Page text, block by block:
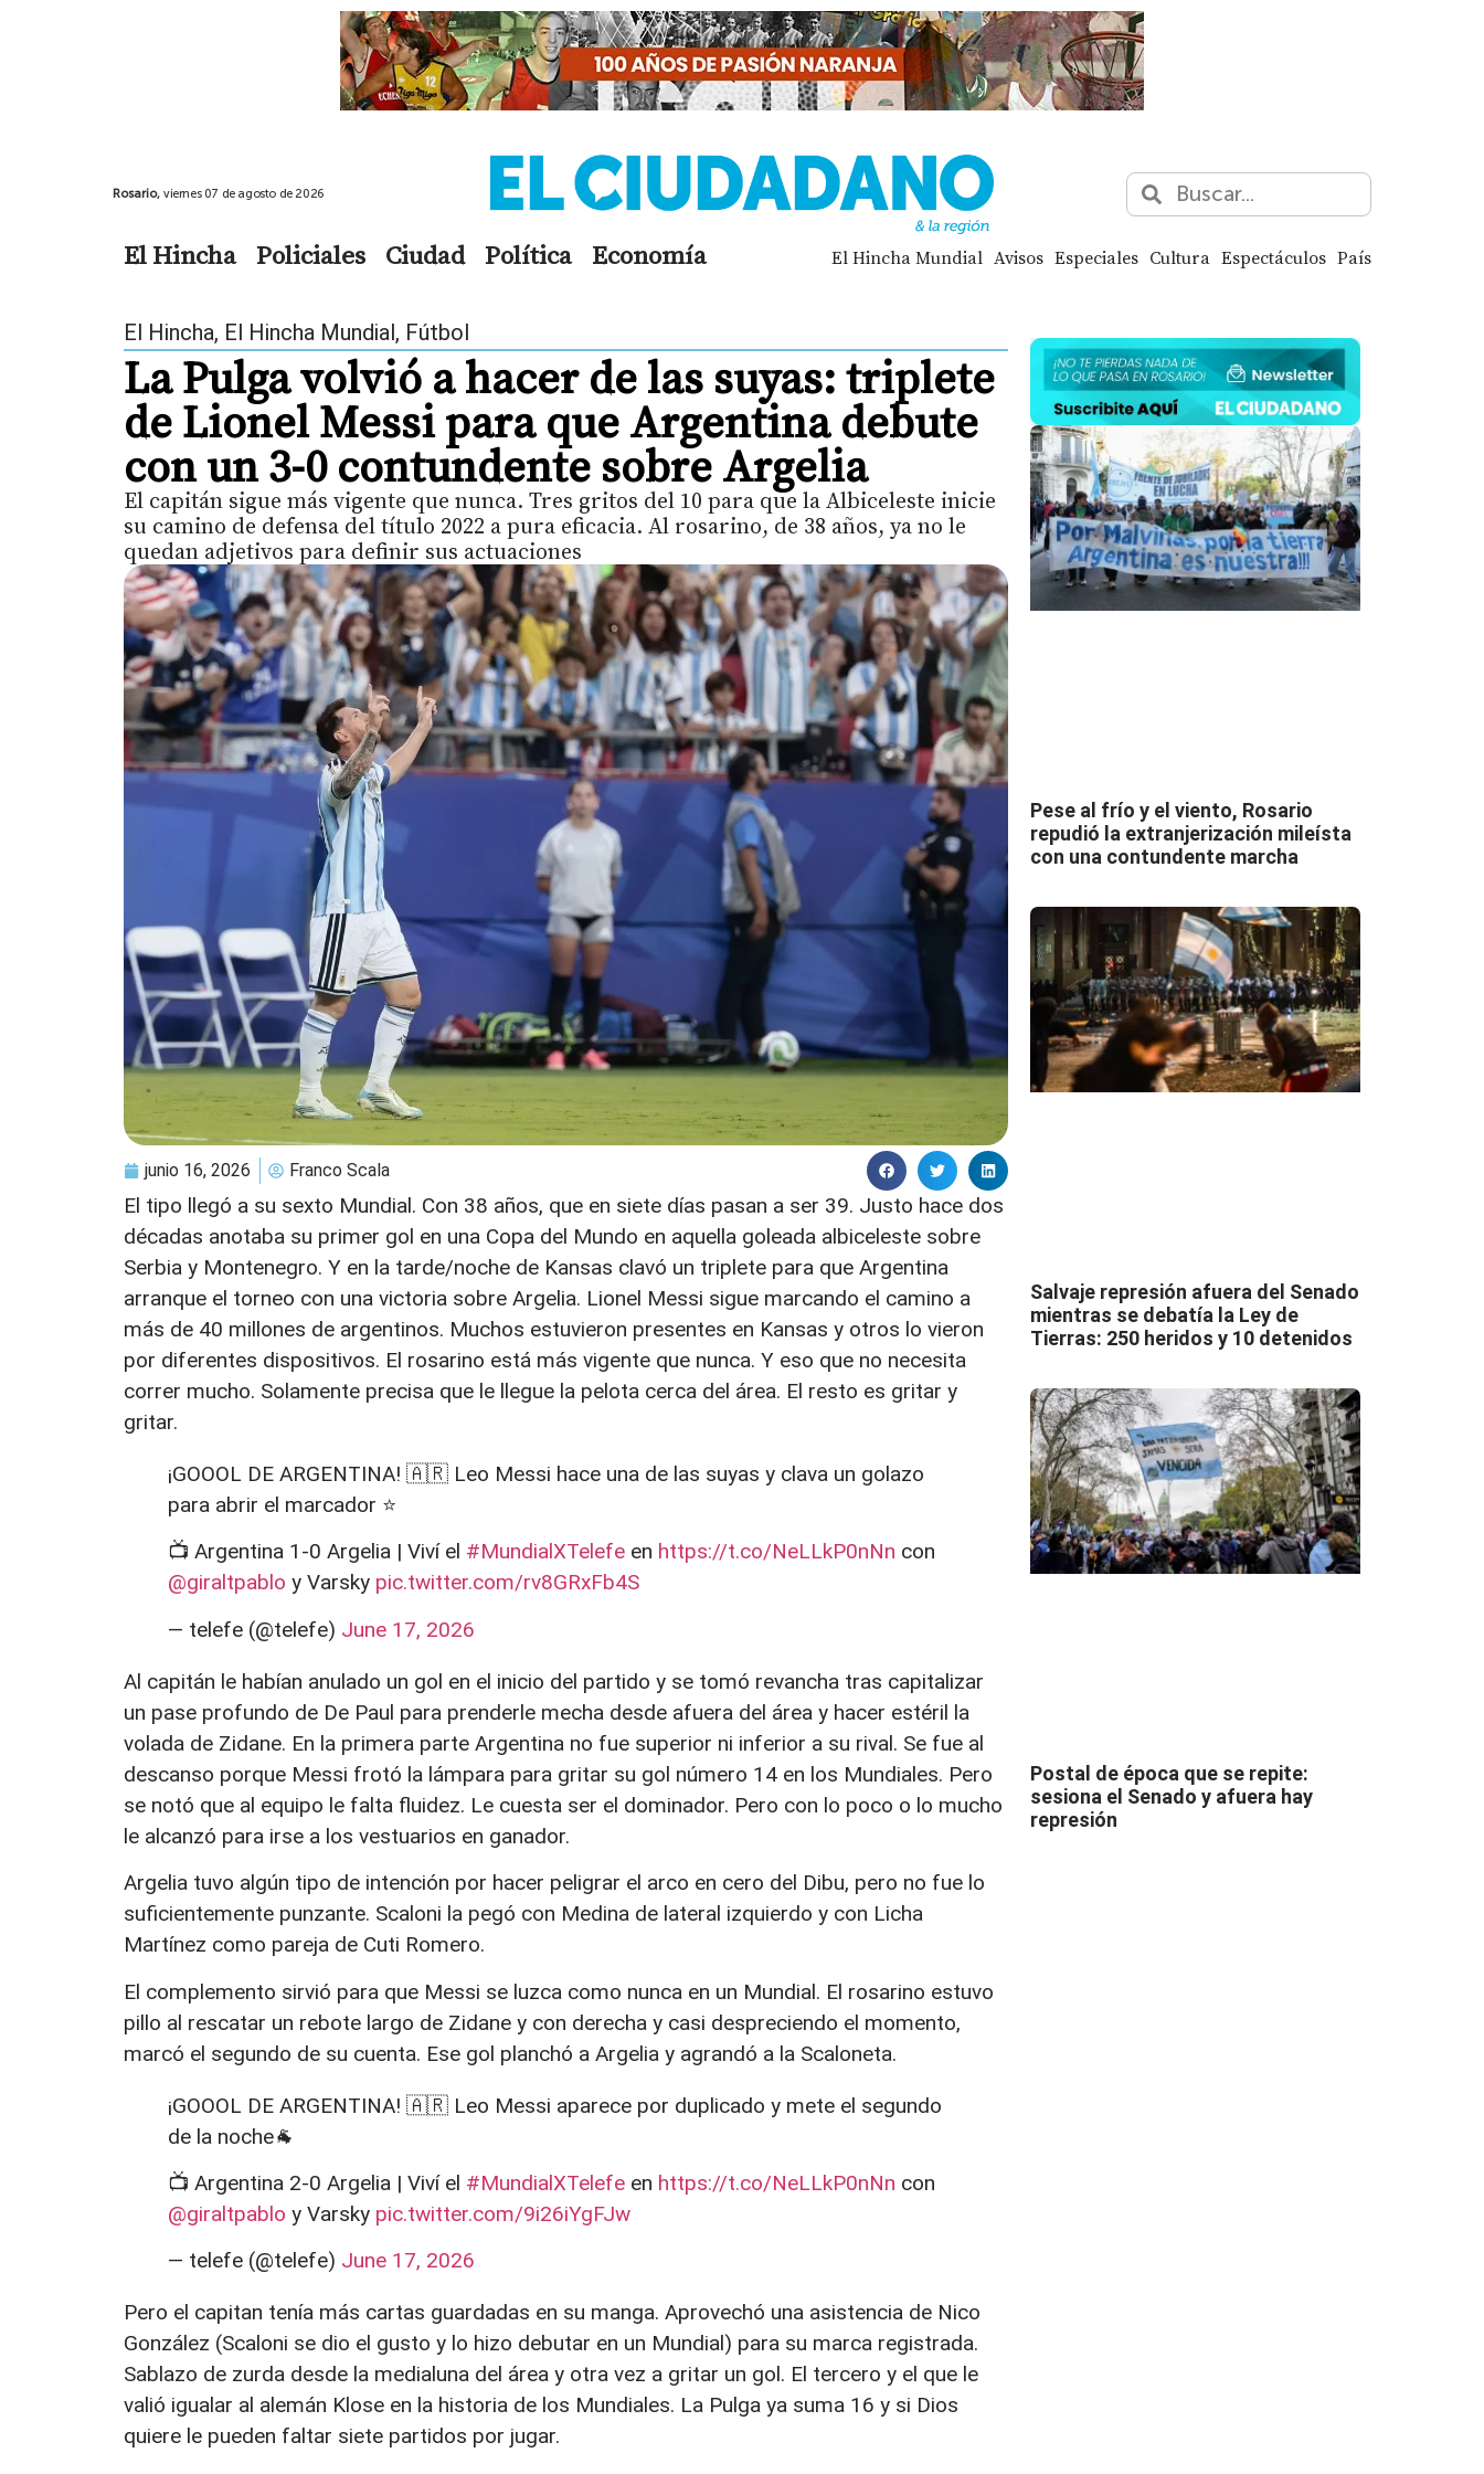
Rosario, viernes 07 de agosto de 2026
El Hincha Policiales Ciudad Política Economía El Hincha Mundial Avisos Especiales Cultura Espectáculos País
El Hincha, El Hincha Mundial, Fútbol
La Pulga volvió a hacer de las suyas: triplete
de Lionel Messi para que Argentina debute
con un 3-0 contundente sobre Argelia
El capitán sigue más vigente que nunca. Tres gritos del 10 para que la Albiceleste inicie
su camino de defensa del título 2022 a pura eficacia. Al rosarino, de 38 años, ya no le
quedan adjetivos para definir sus actuaciones
junio 16, 2026 Franco Scala
El tipo llegó a su sexto Mundial. Con 38 años, que en siete días pasan a ser 39. Justo hace dos
décadas anotaba su primer gol en una Copa del Mundo en aquella goleada albiceleste sobre
Serbia y Montenegro. Y en la tarde/noche de Kansas clavó un triplete para que Argentina
arranque el torneo con una victoria sobre Argelia. Lionel Messi sigue marcando el camino a
más de 40 millones de argentinos. Muchos estuvieron presentes en Kansas y otros lo vieron
por diferentes dispositivos. El rosarino está más vigente que nunca. Y eso que no necesita
correr mucho. Solamente precisa que le llegue la pelota cerca del área. El resto es gritar y
gritar.
¡GOOOL DE ARGENTINA! 🇦🇷 Leo Messi hace una de las suyas y clava un golazo
para abrir el marcador ⭐️
📺 Argentina 1-0 Argelia | Viví el #MundialXTelefe en https://t.co/NeLLkP0nNn con
@giraltpablo y Varsky pic.twitter.com/rv8GRxFb4S
— telefe (@telefe) June 17, 2026
Al capitán le habían anulado un gol en el inicio del partido y se tomó revancha tras capitalizar
un pase profundo de De Paul para prenderle mecha desde afuera del área y hacer estéril la
volada de Zidane. En la primera parte Argentina no fue superior ni inferior a su rival. Se fue al
descanso porque Messi frotó la lámpara para gritar su gol número 14 en los Mundiales. Pero
se notó que al equipo le falta fluidez. Le cuesta ser el dominador. Pero con lo poco o lo mucho
le alcanzó para irse a los vestuarios en ganador.
Argelia tuvo algún tipo de intención por hacer peligrar el arco en cero del Dibu, pero no fue lo
suficientemente punzante. Scaloni la pegó con Medina de lateral izquierdo y con Licha
Martínez como pareja de Cuti Romero.
El complemento sirvió para que Messi se luzca como nunca en un Mundial. El rosarino estuvo
pillo al rescatar un rebote largo de Zidane y con derecha y casi despreciendo el momento,
marcó el segundo de su cuenta. Ese gol planchó a Argelia y agrandó a la Scaloneta.
¡GOOOL DE ARGENTINA! 🇦🇷 Leo Messi aparece por duplicado y mete el segundo
de la noche🐐
📺 Argentina 2-0 Argelia | Viví el #MundialXTelefe en https://t.co/NeLLkP0nNn con
@giraltpablo y Varsky pic.twitter.com/9i26iYgFJw
— telefe (@telefe) June 17, 2026
Pero el capitan tenía más cartas guardadas en su manga. Aprovechó una asistencia de Nico
González (Scaloni se dio el gusto y lo hizo debutar en un Mundial) para su marca registrada.
Sablazo de zurda desde la medialuna del área y otra vez a gritar un gol. El tercero y el que le
valió igualar al alemán Klose en la historia de los Mundiales. La Pulga ya suma 16 y si Dios
quiere le pueden faltar siete partidos por jugar.
Pese al frío y el viento, Rosario
repudió la extranjerización mileísta
con una contundente marcha
Salvaje represión afuera del Senado
mientras se debatía la Ley de
Tierras: 250 heridos y 10 detenidos
Postal de época que se repite:
sesiona el Senado y afuera hay
represión